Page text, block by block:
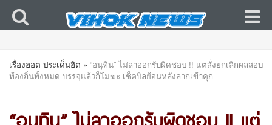
เรื่องฮอต ประเด็นฮิต » “อนุทิน” ไม่ลาออกรับผิดชอบ !! แต่สั่งยกเลิกผลสอบ
ท้องถิ่นทั้งหมด บรรจุแล้วก็โมฆะ เช็คบิลย้อนหลังลากเข้าคุก